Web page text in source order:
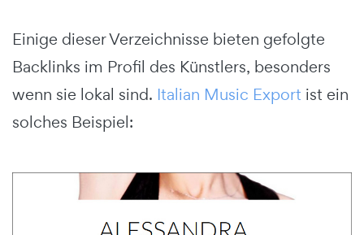
Einige dieser Verzeichnisse bieten gefolgte
Backlinks im Profil des Künstlers, besonders
wenn sie lokal sind. Italian Music Export ist ein
solches Beispiel: